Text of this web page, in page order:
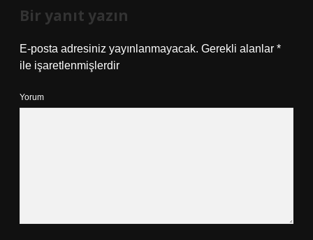
Bir yanıt yazın
E-posta adresiniz yayınlanmayacak. Gerekli alanlar *
ile işaretlenmişlerdir
Yorum